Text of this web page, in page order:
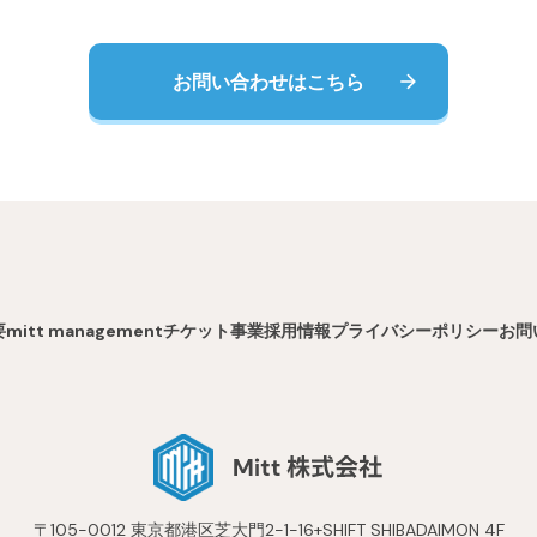
お問い合わせはこちら
mitt managementチケット事業採用情報プライバシーポリシーお問
〒105-0012 東京都港区芝大門2-1-16+SHIFT SHIBADAIMON 4F